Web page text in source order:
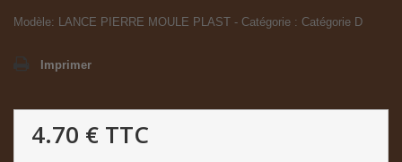
Modèle: LANCE PIERRE MOULE PLAST - Catégorie : Catégorie D
Imprimer
4.70 € TTC